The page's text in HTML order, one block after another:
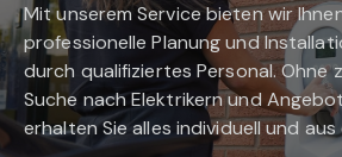
Mit unserem Service bieten wir
professionelle Planung und
durch qualifiziertes Personal. Ohne
Suche nach Elektrikern und
erhalten Sie alles individuell und aus